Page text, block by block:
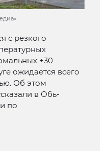
с резкого
+30
ожидается всего
Об этом
в Обь-
по